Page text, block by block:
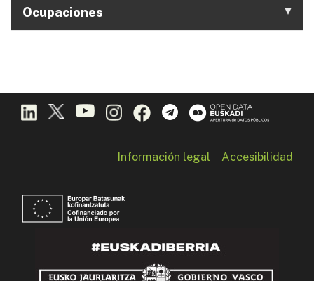
Ocupaciones
Información legal Accesibilidad